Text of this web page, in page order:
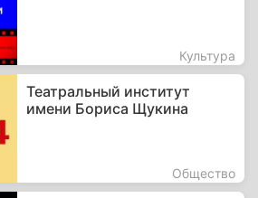
Культура
Театральный институт
имени Бориса Щукина
Общество